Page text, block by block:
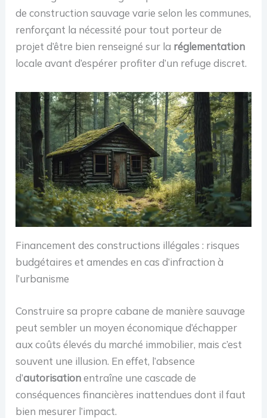
de construction sauvage varie selon les communes,
renforçant la nécessité pour tout porteur de
projet d’être bien renseigné sur la réglementation
locale avant d’espérer profiter d’un refuge discret.
Financement des constructions illégales : risques
budgétaires et amendes en cas d’infraction à
l’urbanisme
Construire sa propre cabane de manière sauvage
peut sembler un moyen économique d’échapper
aux coûts élevés du marché immobilier, mais c’est
souvent une illusion. En effet, l’absence
d’autorisationentraîne une cascade de
conséquences financières inattendues dont il faut
bien mesurer l’impact.